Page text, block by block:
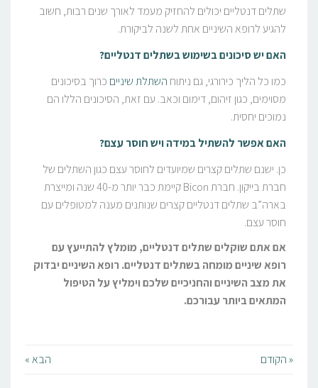
שתלים דנטליים יכולים להחזיק מעמד לאורך שנים רבות, חשוב
להגיע לרופא השיניים אחת לשנה לביקורת.
האם יש סיכונים בשימוש בשתלים דנטליים?
כמו כל הליך כירורגי, גם ניתוח השתלת שיניים כרוך בסיכונים
מסוימים, כגון זיהום, דימום וכאב. עם זאת, הסיכונים הללו הם
נמוכים יחסית.
האם אפשר להשתיל במידה ויש חוסר עצם?
כן. ישנם שתלים קצרים שמיועדים לחוסר עצם כגון השתלים של
חברת בייקון. חברת Bicon קיימת כבר יותר מ-40 שנה ומייצרת
בארה”ב שתלים דנטליים קצרים שנותנים מענה למטופלים עם
חוסר עצם.
אם אתם שוקלים שתלים דנטליים, מומלץ להתייעץ עם
רופא שיניים מומחה בשתלים דנטליים. רופא השיניים יבדוק
את מצב השיניים והחניכיים שלכם וימליץ על הטיפול
המתאים ביותר עבורכם.
« הקודם הבא »